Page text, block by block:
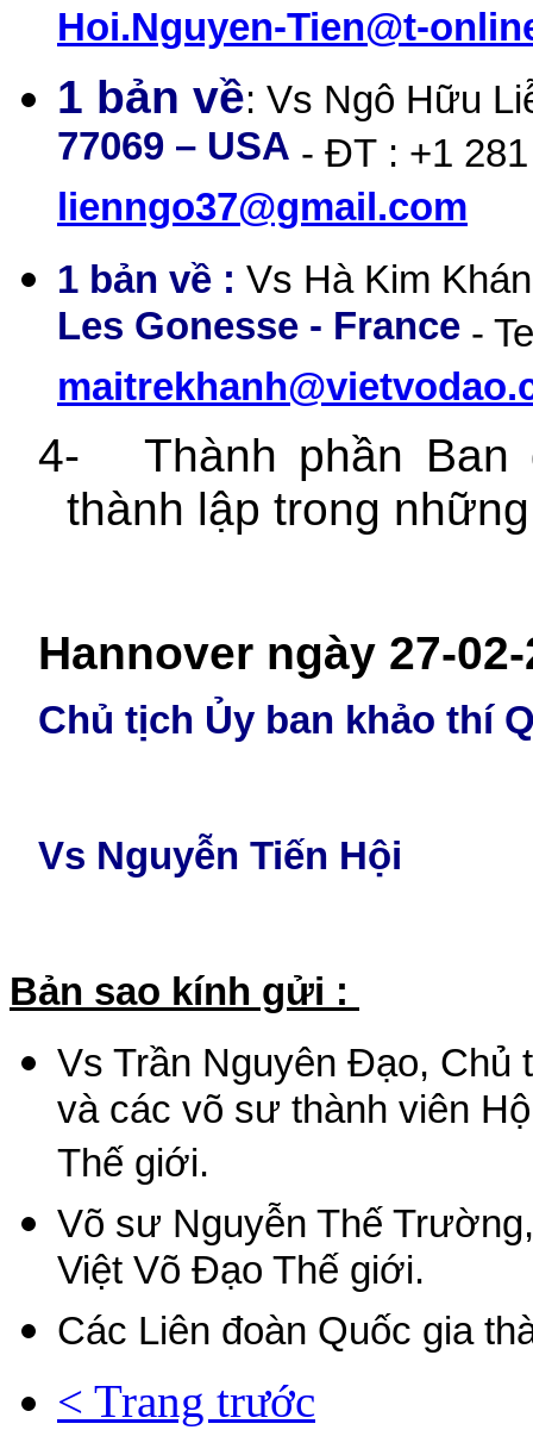
Hoi.Nguyen-Tien@t-
1 bản về: Vs Ngô Hữu
77069 – USA - ĐT : +1
lienngo37@gmail.com
1 bản về : Vs Hà Kim
Les Gonesse - France -
4-
Thành phần
thành lập trong
Hannover ngày 27-
Chủ tịch Ủy ban khảo thí
Vs Nguyễn Tiến Hội
Bản sao kính gửi :
Vs Trần Nguyên Đạo, Chủ
và các võ sư thành viên
Thế giới.
Võ sư Nguyễn Thế
Việt Võ Đạo Thế giới.
Các Liên đoàn Quốc gia
< Trang trước